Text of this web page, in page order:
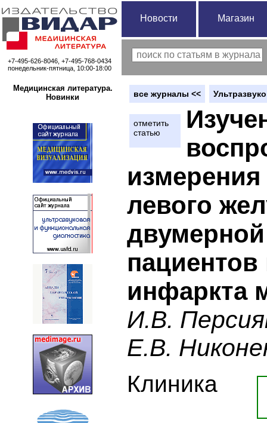
+7-495-626-8046, +7-495-768-0434
понедельник-пятница, 10:00-18:00
Новости Магазин
Медицинская литература.
Новинки
вce журналы <<
отметить
статью
левого
пациентов
инфаркта
И.В.
Е.В.
Клиника